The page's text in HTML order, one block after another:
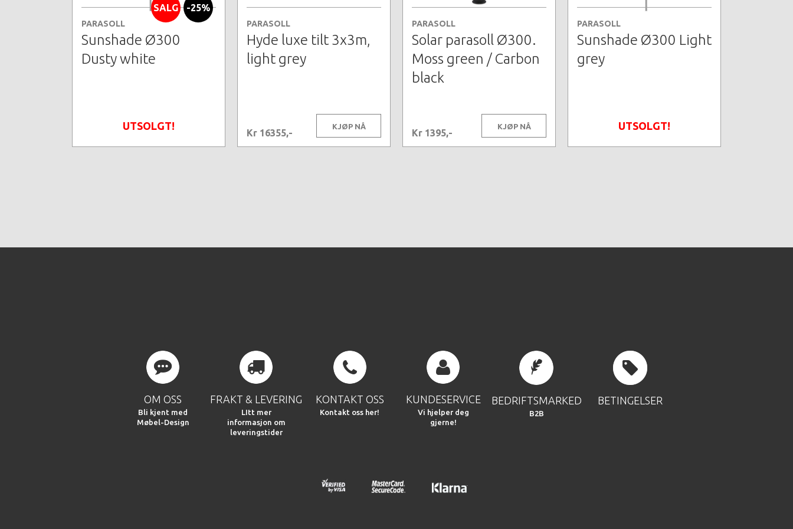
SALG -25%
PARASOLL
Sunshade Ø300
Dusty white
UTSOLGT!
PARASOLL
Hyde luxe tilt 3x3m,
light grey
Kr 16355,-
KJØP NÅ
PARASOLL
Solar parasoll Ø300.
Moss green / Carbon
black
Kr 1395,-
KJØP NÅ
PARASOLL
Sunshade Ø300 Light
grey
UTSOLGT!
OM OSS
Bli kjent med
Møbel-Design
FRAKT & LEVERING
LItt mer
informasjon om
leveringstider
KONTAKT OSS
Kontakt oss her!
KUNDESERVICE
Vi hjelper deg
gjerne!
BEDRIFTSMARKED
B2B
BETINGELSER